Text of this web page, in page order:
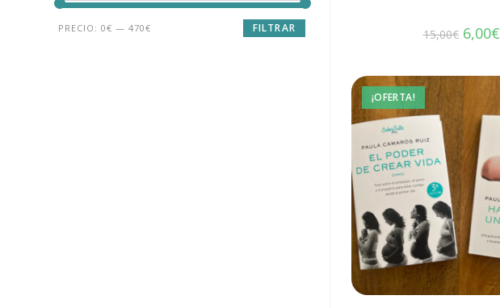
15,00€ 6,00€
¡OFERTA!
FILTRAR
PRECIO: 0€ — 470€